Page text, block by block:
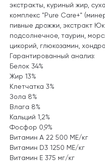
экстракты, куриный жир,
комплекс "Pure Care+"
пивные дрожжи, экстракт
подсолнечное, таурин,
цикорий, глюкозамин,
Гарантированный анализ:
Белок 34%
Жир 13%
Клетчатка 3%
Зола 8%
Влага 8%
Кальций 1,2%
Фосфор 0,9%
Витамин А 22 500 МЕ/кг
Витамин D3 1250 МЕ/кг
Витамин Е 375 мг/кг